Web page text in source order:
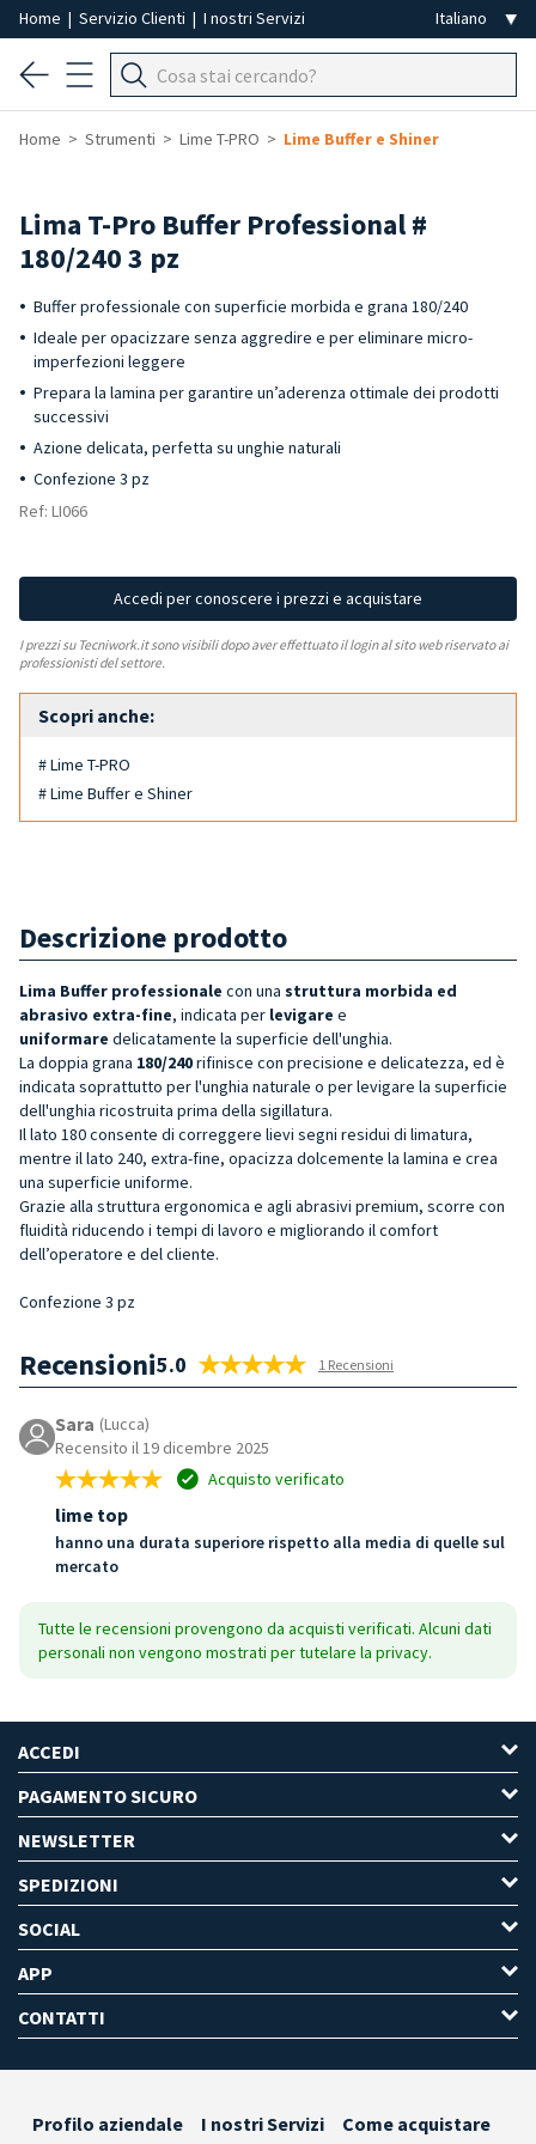
Home | Servizio Clienti | I nostri Servizi
Home Strumenti Lime T-PRO Lime Buffer e Shiner
Lima T-Pro Buffer Professional #
180/240 3 pz
Buffer professionale con superficie morbida e grana 180/240
Ideale per opacizzare senza aggredire e per eliminare micro-
imperfezioni leggere
Prepara la lamina per garantire un’aderenza ottimale dei prodotti
successivi
Azione delicata, perfetta su unghie naturali
Confezione 3 pz
Ref: LI066
Accedi per conoscere i prezzi e acquistare
I prezzi su Tecniwork.it sono visibili dopo aver effettuato il login al sito web riservato ai
professionisti del settore.
Scopri anche:
# Lime T-PRO
# Lime Buffer e Shiner
Descrizione prodotto
Lima Buffer professionale con una struttura morbida ed
abrasivo extra-fine, indicata per levigare e
uniformare delicatamente la superficie dell'unghia.
La doppia grana 180/240rifinisce con precisione e delicatezza, ed è
indicata soprattutto per l'unghia naturale o per levigare la superficie
dell'unghia ricostruita prima della sigillatura.
Il lato 180 consente di correggere lievi segni residui di limatura,
mentre il lato 240, extra-fine, opacizza dolcemente la lamina e crea
una superficie uniforme.
Grazie alla struttura ergonomica e agli abrasivi premium, scorre con
fluidità riducendo i tempi di lavoro e migliorando il comfort
dell’operatore e del cliente.
Confezione 3 pz
Recensioni5.0 1 Recensioni
Sara (Lucca)
Recensito il 19 dicembre 2025
Acquisto verificato
lime top
hanno una durata superiore rispetto alla media di quelle sul
mercato
Tutte le recensioni provengono da acquisti verificati. Alcuni dati
personali non vengono mostrati per tutelare la privacy.
ACCEDI
PAGAMENTO SICURO
NEWSLETTER
SPEDIZIONI
SOCIAL
APP
CONTATTI
Profilo aziendale I nostri Servizi Come acquistare